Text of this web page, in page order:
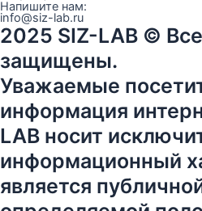
Напишите нам:
info@siz-lab.ru
2025 SIZ-LAB ©
защищены.
Уважаемые
информация
LAB носит
информационный
является